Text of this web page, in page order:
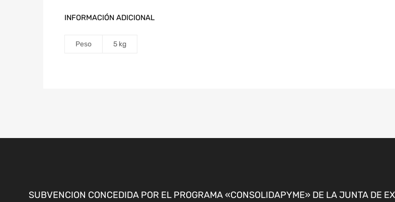
INFORMACIÓN ADICIONAL
Peso 5 kg
SUBVENCION CONCEDIDA POR EL PROGRAMA «CONSOLIDAPYME» DE LA JUNTA DE